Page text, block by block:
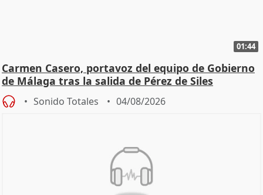
01:44
Carmen Casero, portavoz del equipo de Gobierno
de Málaga tras la salida de Pérez de Siles
Sonido Totales 04/08/2026